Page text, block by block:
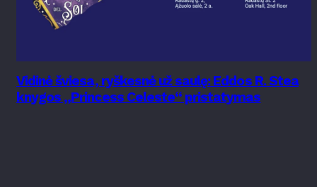
Vidinė šviesa, ryškesnė už saulę: Eddos R. Stea
knygos „Princess Celeste“ pristatymas